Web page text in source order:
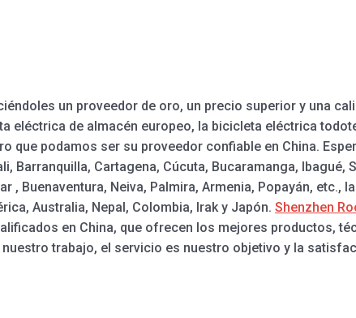
un proveedor de oro, un precio superior y una
de almacén europeo, la bicicleta eléctrica
que podamos ser su proveedor confiable en China.
Cartagena, Cúcuta, Bucaramanga, Ibagué,
, Buenaventura, Neiva, Palmira, Armenia, Popayán,
Australia, Nepal, Colombia, Irak y Japón. Shenzhen
en China, que ofrecen los mejores productos,
trabajo, el servicio es nuestro objetivo y la